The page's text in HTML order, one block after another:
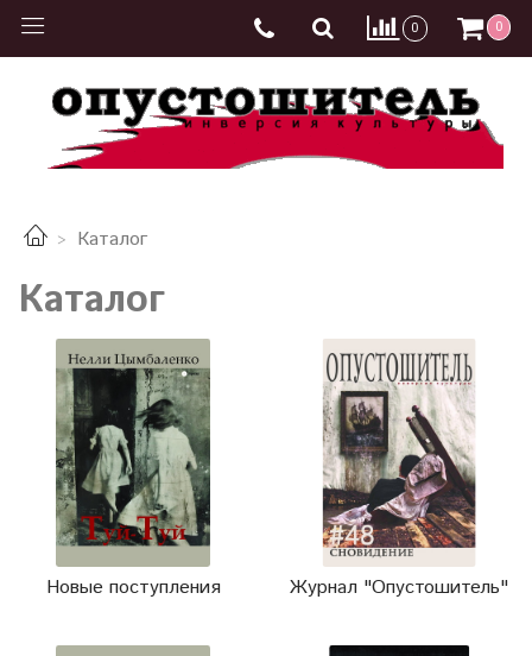
0 0
Каталог
Каталог
Новые поступления Журнал "Опустошитель"